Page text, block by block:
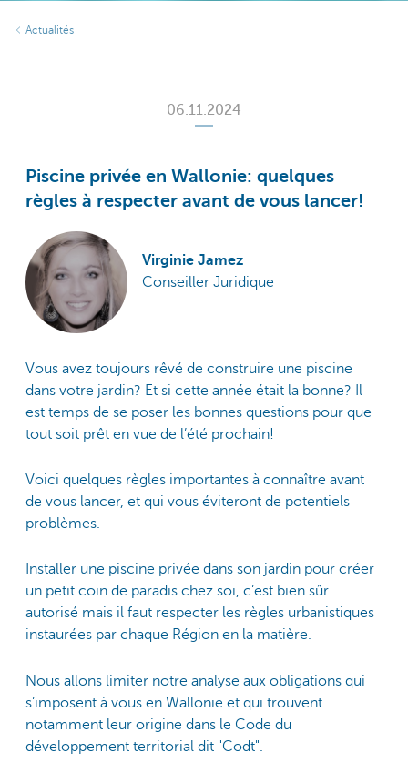
Actualités
06.11.2024
Piscine privée en Wallonie: quelques
règles à respecter avant de vous lancer!
Virginie Jamez
Conseiller Juridique
Vous avez toujours rêvé de construire une piscine
dans votre jardin? Et si cette année était la bonne? Il
est temps de se poser les bonnes questions pour que
tout soit prêt en vue de l’été prochain!
Voici quelques règles importantes à connaître avant
de vous lancer, et qui vous éviteront de potentiels
problèmes.
Installer une piscine privée dans son jardin pour créer
un petit coin de paradis chez soi, c’est bien sûr
autorisé mais il faut respecter les règles urbanistiques
instaurées par chaque Région en la matière.
Nous allons limiter notre analyse aux obligations qui
s’imposent à vous en Wallonie et qui trouvent
notamment leur origine dans le Code du
développement territorial dit "Codt".